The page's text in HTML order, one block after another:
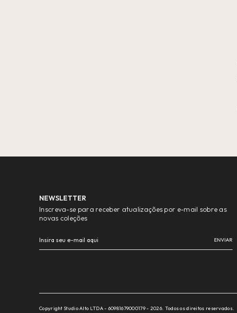
NEWSLETTER
Inscreva-se para receber atualizações por e-mail sobre as
novas coleções
Copyright Studio Alto LTDA - 60981679000179 - 2026. Todos os direitos reservados.